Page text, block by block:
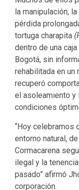
la manipulación,
pérdida
tortuga charapita
dentro de una
Bogotá, sin
rehabilitada en un
recuperó
el asoleamiento y
condiciones
“Hoy celebramos
entorno natural,
Cormacarena
ilegal y la
pasado” afirmó
corporación.